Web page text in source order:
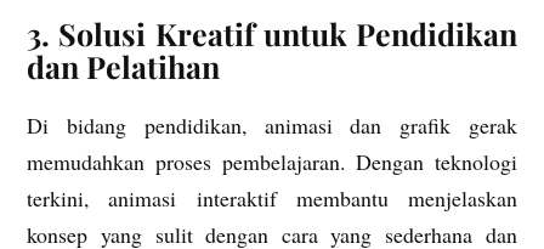
3. Solusi Kreatif untuk Pendidikan
dan Pelatihan
Di bidang pendidikan, animasi dan grafik gerak
memudahkan proses pembelajaran. Dengan teknologi
terkini, animasi interaktif membantu menjelaskan
konsep yang sulit dengan cara yang sederhana dan